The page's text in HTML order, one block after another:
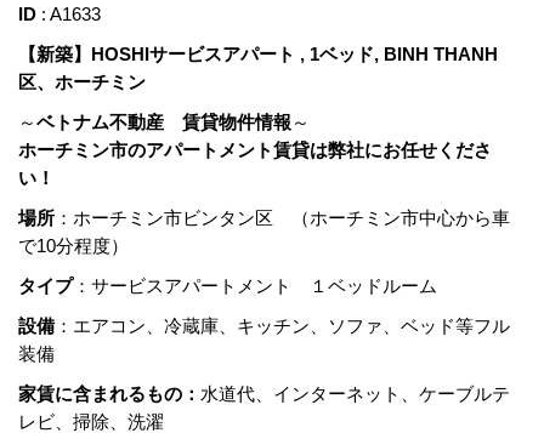
ID : A1633
【新築】HOSHIサービスアパート , 1ベッド, BINH THANH
区、ホーチミン
～ベトナム不動産 賃貸物件情報 ～
ホーチミン市のアパートメント賃貸は弊社にお任せくださ
い！
場所 ：ホーチミン市ビンタン区 （ホーチミン市中心から車
で10分程度）
タイプ：サービスアパートメント １ベッドルーム
設備：エアコン、冷蔵庫、キッチン、ソファ、ベッド等フル
装備
家賃に含まれるもの： 水道代、インターネット、ケーブルテ
レビ、掃除、洗濯